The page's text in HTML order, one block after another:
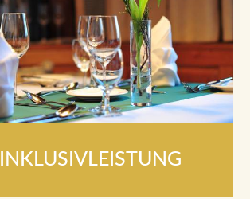
INKLUSIVLEISTUNG